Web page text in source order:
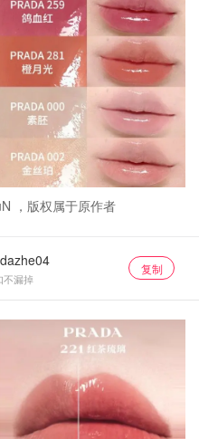
，版权属于原作者
不漏掉
复制